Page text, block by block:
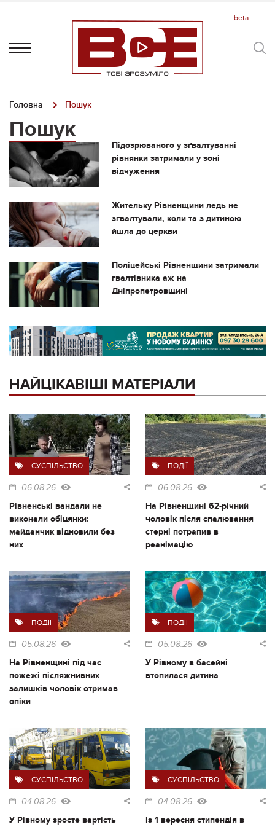
Головна Пошук
Пошук
Підозрюваного у зґвалтуванні
рівнянки затримали у зоні
відчуження
Жительку Рівненщини ледь не
згвалтували, коли та з дитиною
йшла до церкви
Поліцейські Рівненщини затримали
ґвалтівника аж на
Дніпропетровщині
НАЙЦІКАВІШІ МАТЕРІАЛИ
СУСПІЛЬСТВО
06.08.26
Рівненські вандали не
виконали обіцянки:
майданчик відновили без
них
ПОДІЇ
06.08.26
На Рівненщині 62-річний
чоловік після спалювання
стерні потрапив в
реанімацію
ПОДІЇ
05.08.26
На Рівненщині під час
пожежі післяжнивних
залишків чоловік отримав
опіки
ПОДІЇ
05.08.26
У Рівному в басейні
втопилася дитина
СУСПІЛЬСТВО
04.08.26
У Рівному зросте вартість
СУСПІЛЬСТВО
04.08.26
Із 1 вересня стипендія в